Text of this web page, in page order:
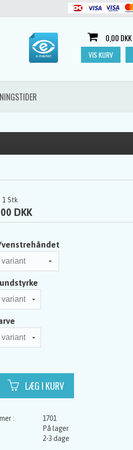
0,00 DKK
VIS KURV
1 Stk
DKK
1701
På lager
2-3 dage